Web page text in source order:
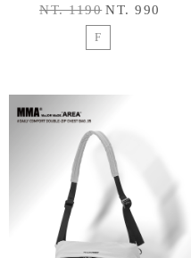
NT. 1190 NT. 990
F